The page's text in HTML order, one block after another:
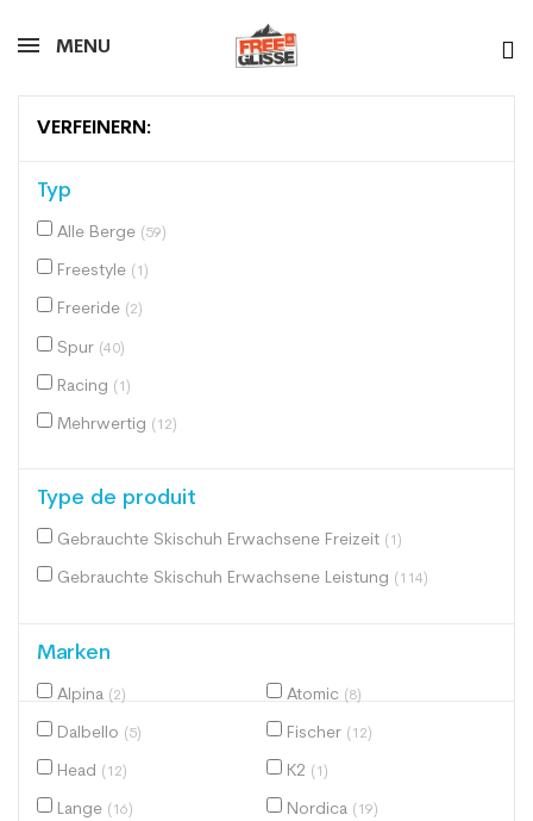
MENU
VERFEINERN:
Typ
Alle Berge (59)
Freestyle (1)
Freeride (2)
Spur (40)
Racing (1)
Mehrwertig (12)
Type de produit
Gebrauchte Skischuh Erwachsene Freizeit (1)
Gebrauchte Skischuh Erwachsene Leistung (114)
Marken
Alpina (2) Atomic (8)
Dalbello (5) Fischer (12)
Head (12) K2 (1)
Lange (16) Nordica (19)